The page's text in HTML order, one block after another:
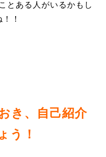
とある人がいるかもし
！
き、自己紹介
う！